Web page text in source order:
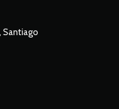
Santiago